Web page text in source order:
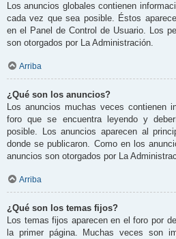
Los anuncios globales contienen
cada vez que sea posible. Éstos
en el Panel de Control de Usuario. Los
son otorgados por La Administración.
Arriba
¿Qué son los anuncios?
Los anuncios muchas veces contienen
foro que se encuentra leyendo y
posible. Los anuncios aparecen al
donde se publicaron. Como en los
anuncios son otorgados por La
Arriba
¿Qué son los temas fijos?
Los temas fijos aparecen en el foro por
la primer página. Muchas veces son